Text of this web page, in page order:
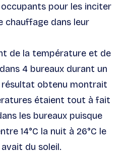
pour les inciter
chauffage dans leur
de la température et de
4 bureaux durant un
résultat obtenu montrait
étaient tout à fait
les bureaux puisque
14°C la nuit à 26°C le
du soleil.